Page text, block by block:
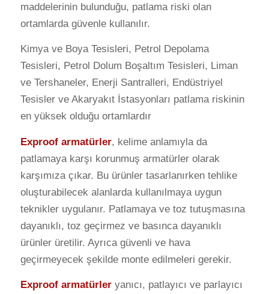
maddelerinin bulunduğu, patlama riski olan
ortamlarda güvenle kullanılır.
Kimya ve Boya Tesisleri, Petrol Depolama
Tesisleri, Petrol Dolum Boşaltım Tesisleri, Liman
ve Tershaneler, Enerji Santralleri, Endüstriyel
Tesisler ve Akaryakıt İstasyonları patlama riskinin
en yüksek olduğu ortamlardır
Exproof armatürler, kelime anlamıyla da
patlamaya karşı korunmuş armatürler olarak
karşımıza çıkar. Bu ürünler tasarlanırken tehlike
oluşturabilecek alanlarda kullanılmaya uygun
teknikler uygulanır. Patlamaya ve toz tutuşmasına
dayanıklı, toz geçirmez ve basınca dayanıklı
ürünler üretilir. Ayrıca güvenli ve hava
geçirmeyecek şekilde monte edilmeleri gerekir.
Exproof armatürleryanıcı, patlayıcı ve parlayıcı